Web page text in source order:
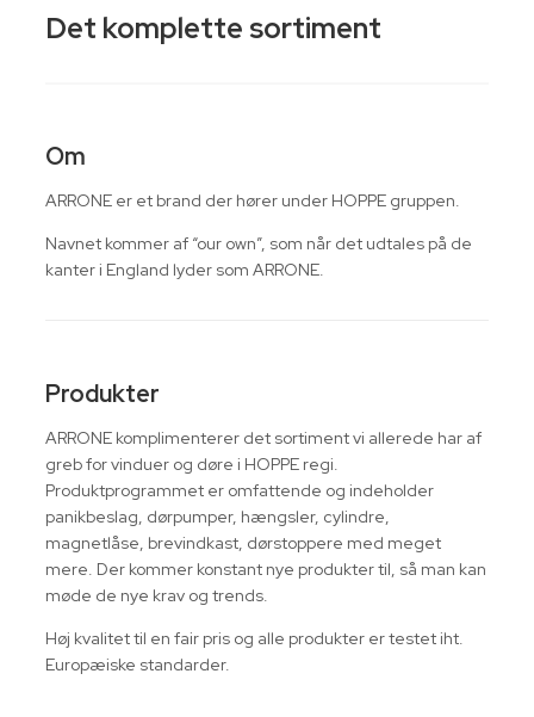
Det komplette sortiment
Om
ARRONE er et brand der hører under HOPPE gruppen.
Navnet kommer af “our own”, som når det udtales på de
kanter i England lyder som ARRONE.
Produkter
ARRONE komplimenterer det sortiment vi allerede har af
greb for vinduer og døre i HOPPE regi.
Produktprogrammet er omfattende og indeholder
panikbeslag, dørpumper, hængsler, cylindre,
magnetlåse, brevindkast, dørstoppere med meget
mere. Der kommer konstant nye produkter til, så man kan
møde de nye krav og trends.
Høj kvalitet til en fair pris og alle produkter er testet iht.
Europæiske standarder.